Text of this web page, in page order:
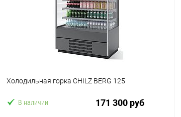
Холодильная горка CHILZ BERG 125
В наличии 171 300 руб